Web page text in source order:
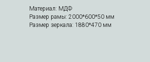
Материал: МДФ
Размер рамы: 2000*600*50 мм
Размер зеркала: 1880*470 мм